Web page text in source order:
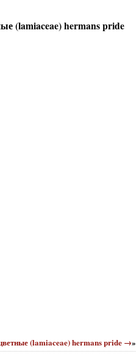
(lamiaceae) hermans pride
(lamiaceae) hermans pride →»